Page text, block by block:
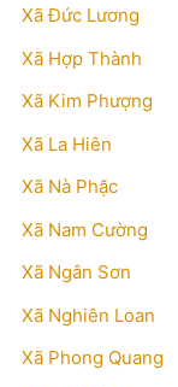
Xã Đức Lương
Xã Hợp Thành
Xã Kim Phượng
Xã La Hiên
Xã Nà Phặc
Xã Nam Cường
Xã Ngân Sơn
Xã Nghiên Loan
Xã Phong Quang